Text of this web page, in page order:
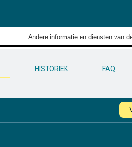
Andere informatie en diensten van
HISTORIEK FAQ